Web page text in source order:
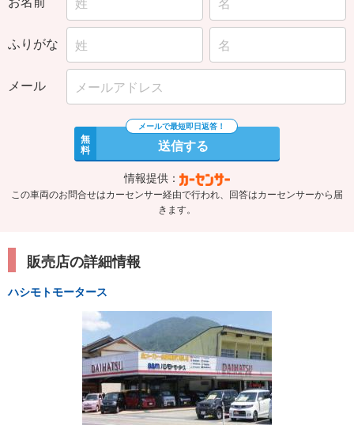
ふりがな
メール
無
料 送信する
情報提供：
この車両のお問合せはカーセンサー経由で行われ、回答はカーセンサーから届
きます。
販売店の詳細情報
ハシモトモータース